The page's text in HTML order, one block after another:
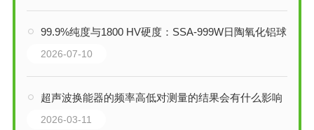
99.9%纯度与1800 HV硬度：SSA-999W日陶氧化铝球如何重塑超细研磨
2026-07-10
超声波换能器的频率高低对测量的结果会有什么影响
2026-03-11